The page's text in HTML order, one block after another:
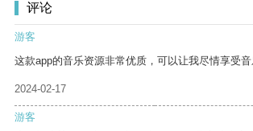
评论
游客
这款app的音乐资源非常优质，可以让我尽情享受音
2024-02-17
游客